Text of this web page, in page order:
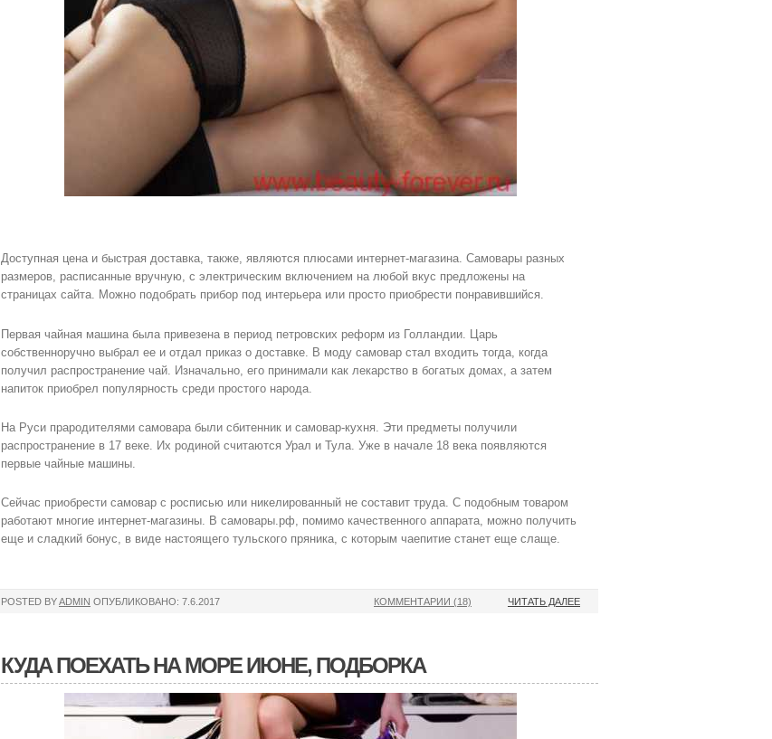
Доступная цена и быстрая доставка, также, являются плюсами интернет-магазина. Самовары разных
размеров, расписанные вручную, с электрическим включением на любой вкус предложены на
страницах сайта. Можно подобрать прибор под интерьера или просто приобрести понравившийся.
Первая чайная машина была привезена в период петровских реформ из Голландии. Царь
собственноручно выбрал ее и отдал приказ о доставке. В моду самовар стал входить тогда, когда
получил распространение чай. Изначально, его принимали как лекарство в богатых домах, а затем
напиток приобрел популярность среди простого народа.
На Руси прародителями самовара были сбитенник и самовар-кухня. Эти предметы получили
распространение в 17 веке. Их родиной считаются Урал и Тула. Уже в начале 18 века появляются
первые чайные машины.
Сейчас приобрести самовар с росписью или никелированный не составит труда. С подобным товаром
работают многие интернет-магазины. В самовары.рф, помимо качественного аппарата, можно получить
еще и сладкий бонус, в виде настоящего тульского пряника, с которым чаепитие станет еще слаще.
POSTED BYADMIN ОПУБЛИКОВАНО: 7.6.2017 ЧИТАТЬ ДАЛЕЕ
КОММЕНТАРИИ (18)
КУДА ПОЕХАТЬ НА МОРЕ ИЮНЕ, ПОДБОРКА